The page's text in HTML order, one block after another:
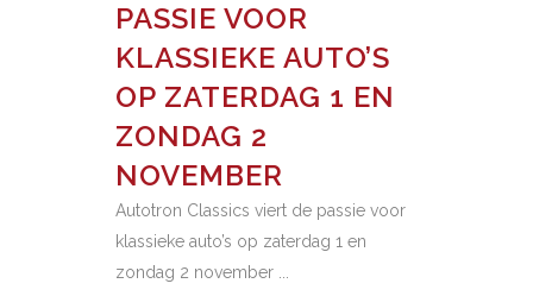
PASSIE VOOR
KLASSIEKE AUTO’S
OP ZATERDAG 1 EN
ZONDAG 2
NOVEMBER
Autotron Classics viert de passie voor
klassieke auto’s op zaterdag 1 en
zondag 2 november ...